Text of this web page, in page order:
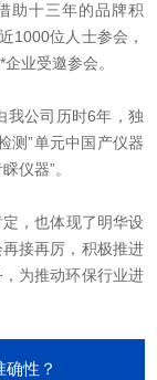
助十三年的品牌积
1000位人士参会，
业受邀参会。
公司历时6年，独
测”单元中国产仪器
仪器”。
，也体现了明华设
接再厉，积极推进
为推动环保行业进
性？